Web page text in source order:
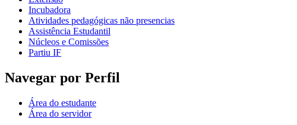
Incubadora
Atividades pedagógicas não presencias
Assistência Estudantil
Núcleos e Comissões
Partiu IF
Navegar por Perfil
Área do estudante
Área do servidor